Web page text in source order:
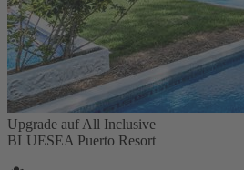
Upgrade auf All Inclusive
BLUESEA Puerto Resort